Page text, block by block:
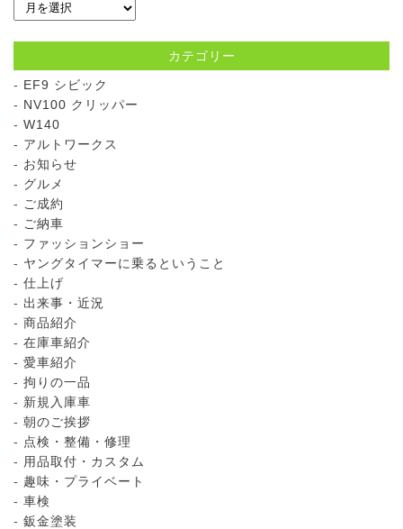
カテゴリー
EF9 シビック
NV100 クリッパー
W140
アルトワークス
お知らせ
グルメ
ご成約
ご納車
ファッションショー
ヤングタイマーに乗るということ
仕上げ
出来事・近況
商品紹介
在庫車紹介
愛車紹介
拘りの一品
新規入庫車
朝のご挨拶
点検・整備・修理
用品取付・カスタム
趣味・プライベート
車検
鈑金塗装